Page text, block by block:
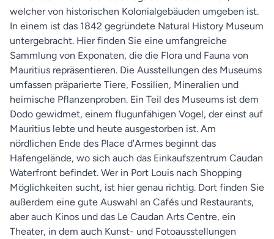
welcher von historischen Kolonialgebäuden umgeben ist.
In einem ist das 1842 gegründete Natural History Museum
untergebracht. Hier finden Sie eine umfangreiche
Sammlung von Exponaten, die die Flora und Fauna von
Mauritius repräsentieren. Die Ausstellungen des Museums
umfassen präparierte Tiere, Fossilien, Mineralien und
heimische Pflanzenproben. Ein Teil des Museums ist dem
Dodo gewidmet, einem flugunfähigen Vogel, der einst auf
Mauritius lebte und heute ausgestorben ist. Am
nördlichen Ende des Place d'Armes beginnt das
Hafengelände, wo sich auch das Einkaufszentrum Caudan
Waterfront befindet. Wer in Port Louis nach Shopping
Möglichkeiten sucht, ist hier genau richtig. Dort finden Sie
außerdem eine gute Auswahl an Cafés und Restaurants,
aber auch Kinos und das Le Caudan Arts Centre, ein
Theater, in dem auch Kunst- und Fotoausstellungen